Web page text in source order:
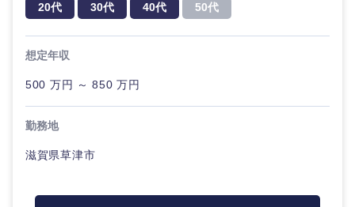
20代 30代 40代 50代
想定年収
500 万円 ～ 850 万円
勤務地
滋賀県草津市